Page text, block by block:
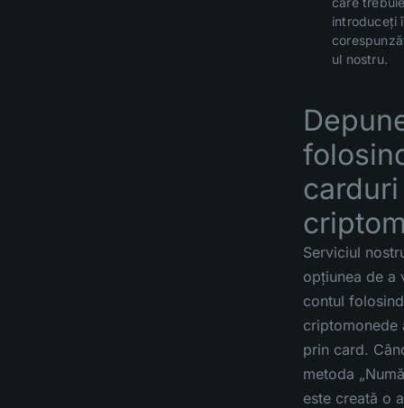
introduceți
ul nostru.
Serviciul
opțiunea de a
contul folosind
criptomonede
prin card.
metoda
este creată o